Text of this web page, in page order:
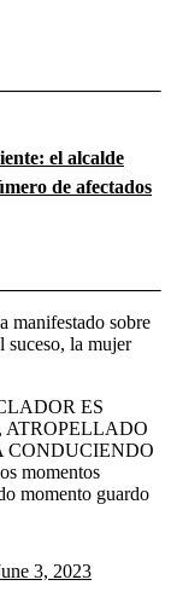
el alcalde
de afectados
manifestado sobre
suceso, la mujer
ES
CONDUCIENDO
momentos
momento guardo
3, 2023